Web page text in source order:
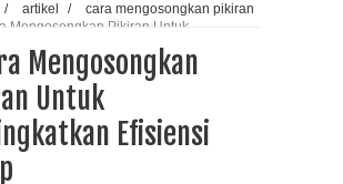
/ artikel /
cara mengosongkan pikiran
Mengosongkan Pikiran Untuk
Mengosongkan
Untuk
Efisiensi